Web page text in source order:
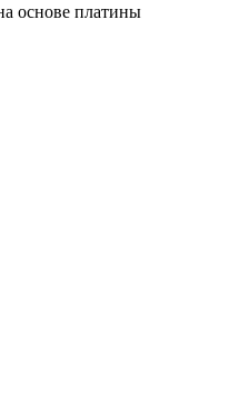
основе платины